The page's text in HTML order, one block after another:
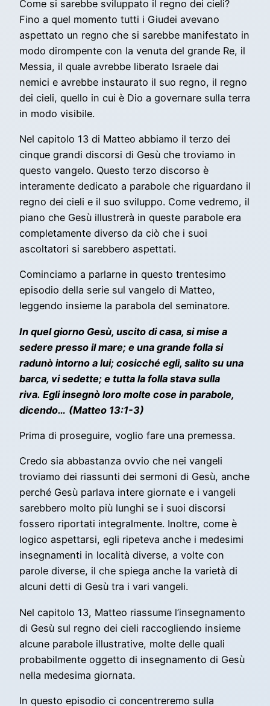
Come si sarebbe sviluppato il regno dei cieli?
Fino a quel momento tutti i Giudei avevano
aspettato un regno che si sarebbe manifestato in
modo dirompente con la venuta del grande Re, il
Messia, il quale avrebbe liberato Israele dai
nemici e avrebbe instaurato il suo regno, il regno
dei cieli, quello in cui è Dio a governare sulla terra
in modo visibile.
Nel capitolo 13 di Matteo abbiamo il terzo dei
cinque grandi discorsi di Gesù che troviamo in
questo vangelo. Questo terzo discorso è
interamente dedicato a parabole che riguardano il
regno dei cieli e il suo sviluppo. Come vedremo, il
piano che Gesù illustrerà in queste parabole era
completamente diverso da ciò che i suoi
ascoltatori si sarebbero aspettati.
Cominciamo a parlarne in questo trentesimo
episodio della serie sul vangelo di Matteo,
leggendo insieme la parabola del seminatore.
In quel giorno Gesù, uscito di casa, si mise a
sedere presso il mare; e una grande folla si
radunò intorno a lui; cosicché egli, salito su una
barca, vi sedette; e tutta la folla stava sulla
riva. Egli insegnò loro molte cose in parabole,
dicendo… (Matteo 13:1-3)
Prima di proseguire, voglio fare una premessa.
Credo sia abbastanza ovvio che nei vangeli
troviamo dei riassunti dei sermoni di Gesù, anche
perché Gesù parlava intere giornate e i vangeli
sarebbero molto più lunghi se i suoi discorsi
fossero riportati integralmente. Inoltre, come è
logico aspettarsi, egli ripeteva anche i medesimi
insegnamenti in località diverse, a volte con
parole diverse, il che spiega anche la varietà di
alcuni detti di Gesù tra i vari vangeli.
Nel capitolo 13, Matteo riassume l’insegnamento
di Gesù sul regno dei cieli raccogliendo insieme
alcune parabole illustrative, molte delle quali
probabilmente oggetto di insegnamento di Gesù
nella medesima giornata.
In questo episodio ci concentreremo sulla